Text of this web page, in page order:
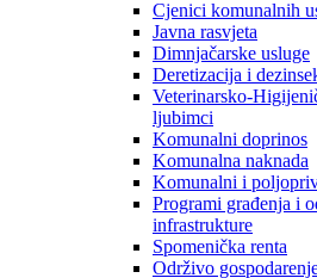
Cjenici komunalnih
Javna rasvjeta
Dimnjačarske usluge
Deretizacija i
Veterinarsko-
ljubimci
Komunalni doprinos
Komunalna naknada
Komunalni i
Programi građenja i
infrastrukture
Spomenička renta
Održivo